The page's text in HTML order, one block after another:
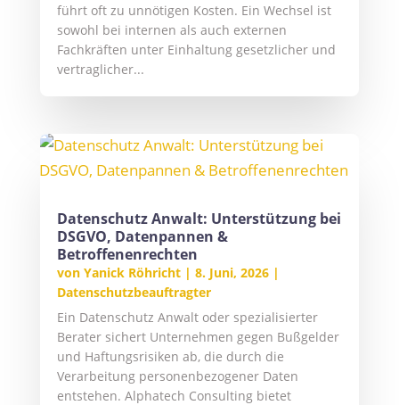
führt oft zu unnötigen Kosten. Ein Wechsel ist
sowohl bei internen als auch externen
Fachkräften unter Einhaltung gesetzlicher und
vertraglicher...
Datenschutz Anwalt: Unterstützung bei
DSGVO, Datenpannen &
Betroffenenrechten
von Yanick Röhricht| 8. Juni, 2026|
Datenschutzbeauftragter
Ein Datenschutz Anwalt oder spezialisierter
Berater sichert Unternehmen gegen Bußgelder
und Haftungsrisiken ab, die durch die
Verarbeitung personenbezogener Daten
entstehen. Alphatech Consulting bietet